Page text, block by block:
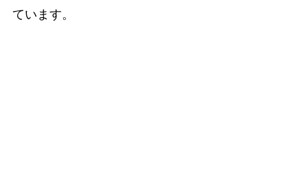
ています。